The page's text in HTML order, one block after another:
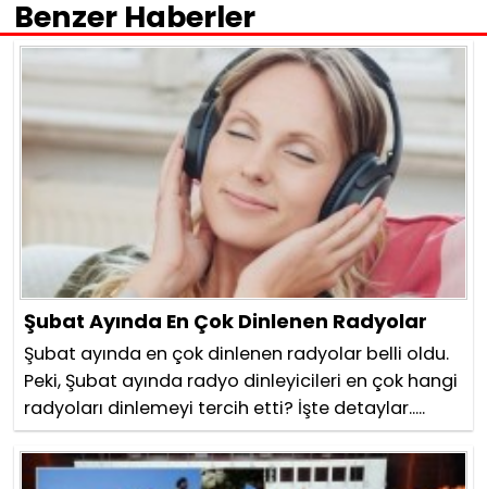
Benzer Haberler
Şubat Ayında En Çok Dinlenen Radyolar
Şubat ayında en çok dinlenen radyolar belli oldu.
Peki, Şubat ayında radyo dinleyicileri en çok hangi
radyoları dinlemeyi tercih etti? İşte detaylar.....